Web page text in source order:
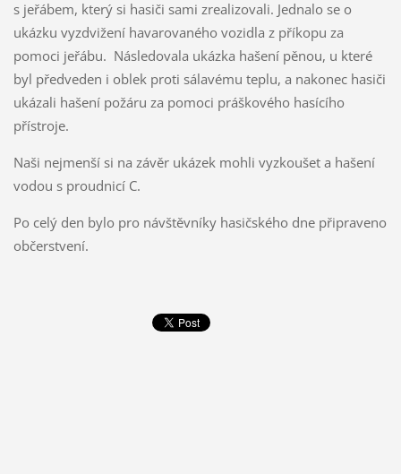
s jeřábem, který si hasiči sami zrealizovali. Jednalo se o
ukázku vyzdvižení havarovaného vozidla z příkopu za
pomoci jeřábu. Následovala ukázka hašení pěnou, u které
byl předveden i oblek proti sálavému teplu, a nakonec hasiči
ukázali hašení požáru za pomoci práškového hasícího
přístroje.
Naši nejmenší si na závěr ukázek mohli vyzkoušet a hašení
vodou s proudnicí C.
Po celý den bylo pro návštěvníky hasičského dne připraveno
občerstvení.